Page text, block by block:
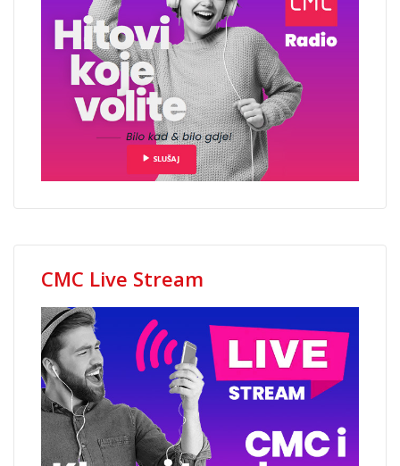
CMC Live Stream